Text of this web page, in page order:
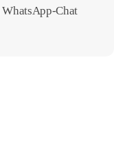
WhatsApp-Chat